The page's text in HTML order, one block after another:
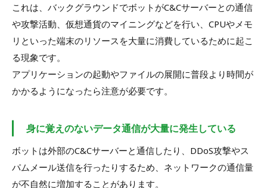
これは、バックグラウンドでボットがC&Cサーバーとの通信
や攻撃活動、仮想通貨のマイニングなどを行い、CPUやメモ
リといった端末のリソースを大量に消費しているために起こ
る現象です。
アプリケーションの起動やファイルの展開に普段より時間が
かかるようになったら注意が必要です。
身に覚えのないデータ通信が大量に発生している
ボットは外部のC&Cサーバーと通信したり、DDoS攻撃やス
パムメール送信を行ったりするため、ネットワークの通信量
が不自然に増加することがあります。